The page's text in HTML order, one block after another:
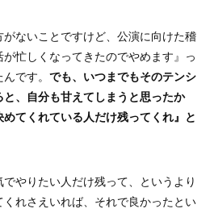
ないことですけど、公演に向けた稽
忙しくなってきたのでやめます』っ
です。 でも、いつまでもそのテンシ
、自分も甘えてしまうと思ったか
てくれている人だけ残ってくれ』と
やりたい人だけ残って、というより
れさえいれば、それで良かったとい